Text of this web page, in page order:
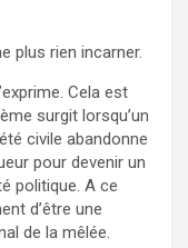
plus rien incarner.
Cela est
surgit lorsqu’un
civile abandonne
pour devenir un
politique. A ce
d’être une
de la mêlée.